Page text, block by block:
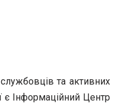
та активних
є Інформаційний Центр